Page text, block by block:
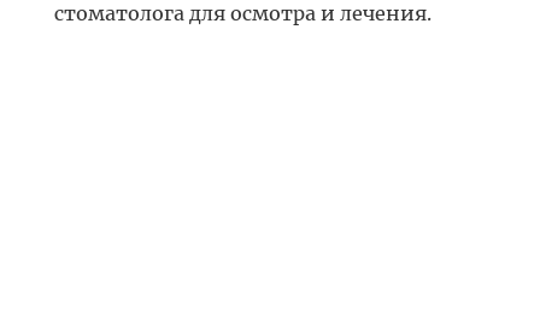
стоматолога для осмотра и лечения.